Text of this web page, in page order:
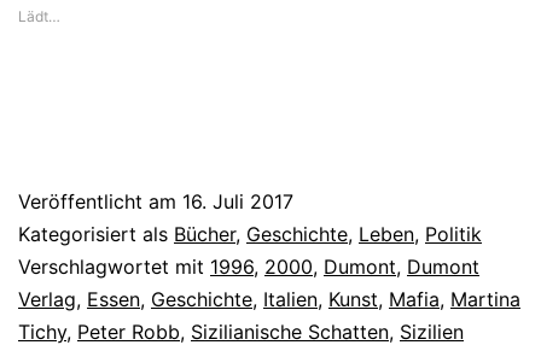
Lädt…
Veröffentlicht am 16. Juli 2017
Kategorisiert als Bücher, Geschichte, Leben, Politik
Verschlagwortet mit 1996, 2000, Dumont, Dumont
Verlag, Essen, Geschichte, Italien, Kunst, Mafia, Martina
Tichy, Peter Robb, Sizilianische Schatten, Sizilien